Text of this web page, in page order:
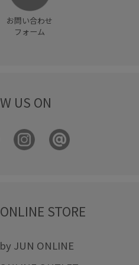
お問い合わせ
フォーム
US ON
STORE
JUN ONLINE